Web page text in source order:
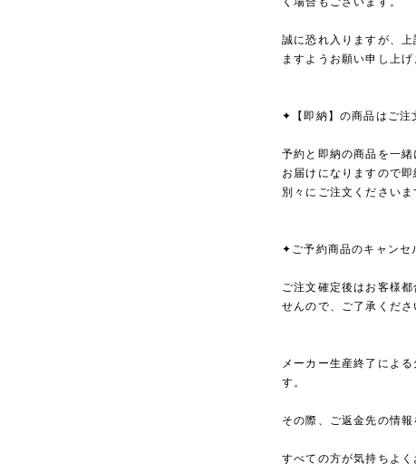
誠に恐れ入りますが、
ますようお願い申し上げ
✦【即納】の商品はご注
予約と即納の商品を一
お届けになりますので
別々にご注文くださいま
✦ご予約商品のキャンセ
ご注文確定後はお客様
せんので、ご了承くださ
メーカー生産終了によ
す。
その際、ご返金先の情
すべての方が気持ちよく